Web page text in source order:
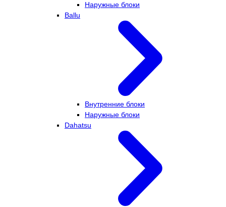
Наружные блоки
Ballu
Внутренние блоки
Наружные блоки
Dahatsu